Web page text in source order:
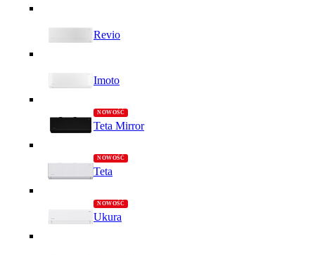
Revio
Imoto
Teta Mirror
Teta
Ukura